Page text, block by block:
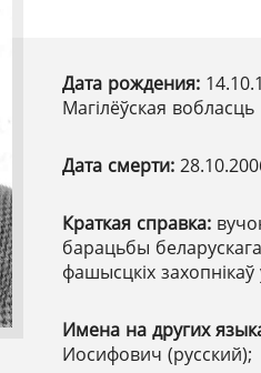
Дата рождения:
Магілёўская вобласць
Дата смерти:
Краткая справка:
барацьбы
фашысцкіх
Имена на других
Иосифович (русский);